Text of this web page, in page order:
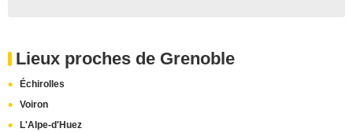
Lieux proches de Grenoble
Échirolles
Voiron
L'Alpe-d'Huez